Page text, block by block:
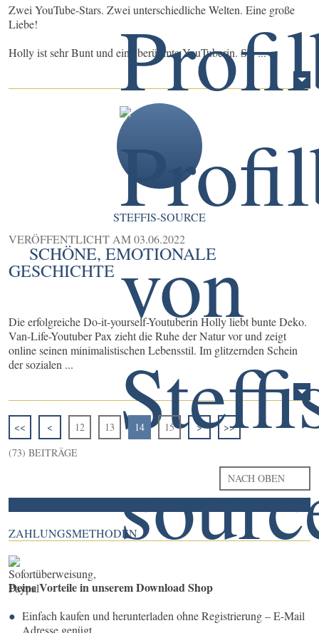
Zwei YouTube-Stars. Zwei unterschiedliche Welten. Eine große
Liebe!
Holly ist sehr Bunt und eine berühmte YouTuberin. Sie ...
STEFFIS-SOURCE
VERÖFFENTLICHT AM03.06.2022
SCHÖNE, EMOTIONALE
GESCHICHTE
Die erfolgreiche Do-it-yourself-Youtuberin Holly liebt bunte Deko.
Van-Life-Youtuber Pax zieht die Ruhe der Natur vor und zeigt
online seinen minimalistischen Lebensstil. Im glitzernden Schein
der sozialen ...
<< < 12 13 14 15 >
>>
(73) BEITRÄGE
NACH OBEN
ZAHLUNGSMETHODEN
Deine Vorteile in unserem Download Shop
Einfach kaufen und herunterladen ohne Registrierung – E-Mail